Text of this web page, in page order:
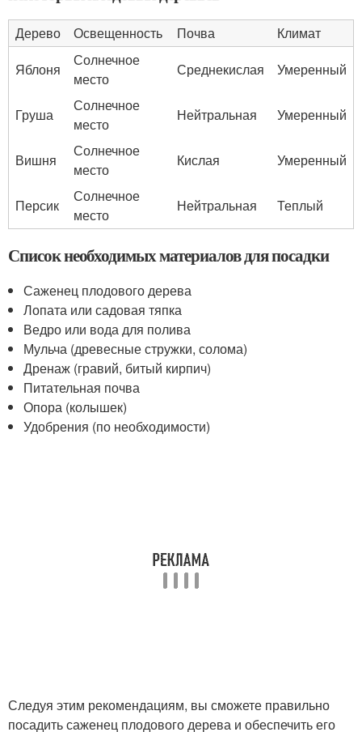
Дерево Освещенность Почва
Климат
Яблоня
Солнечное
место
Среднекислая Умеренный
Груша
Солнечное
место
Нейтральная Умеренный
Вишня
Солнечное
место
Кислая Умеренный
Персик
Солнечное
место
Нейтральная Теплый
Список необходимых материалов для посадки
Саженец плодового дерева
Лопата или садовая тяпка
Ведро или вода для полива
Мульча (древесные стружки, солома)
Дренаж (гравий, битый кирпич)
Питательная почва
Опора (колышек)
Удобрения (по необходимости)
Следуя этим рекомендациям, вы сможете правильно
посадить саженец плодового дерева и обеспечить его